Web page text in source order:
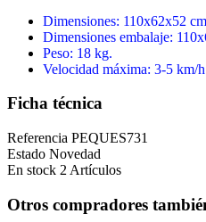
Dimensiones: 110x62x52 cm
Dimensiones embalaje:
Peso: 18 kg.
Velocidad máxima: 3-5 km/h
Ficha técnica
Referencia PEQUES731
Estado Novedad
En stock 2 Artículos
Otros compradores